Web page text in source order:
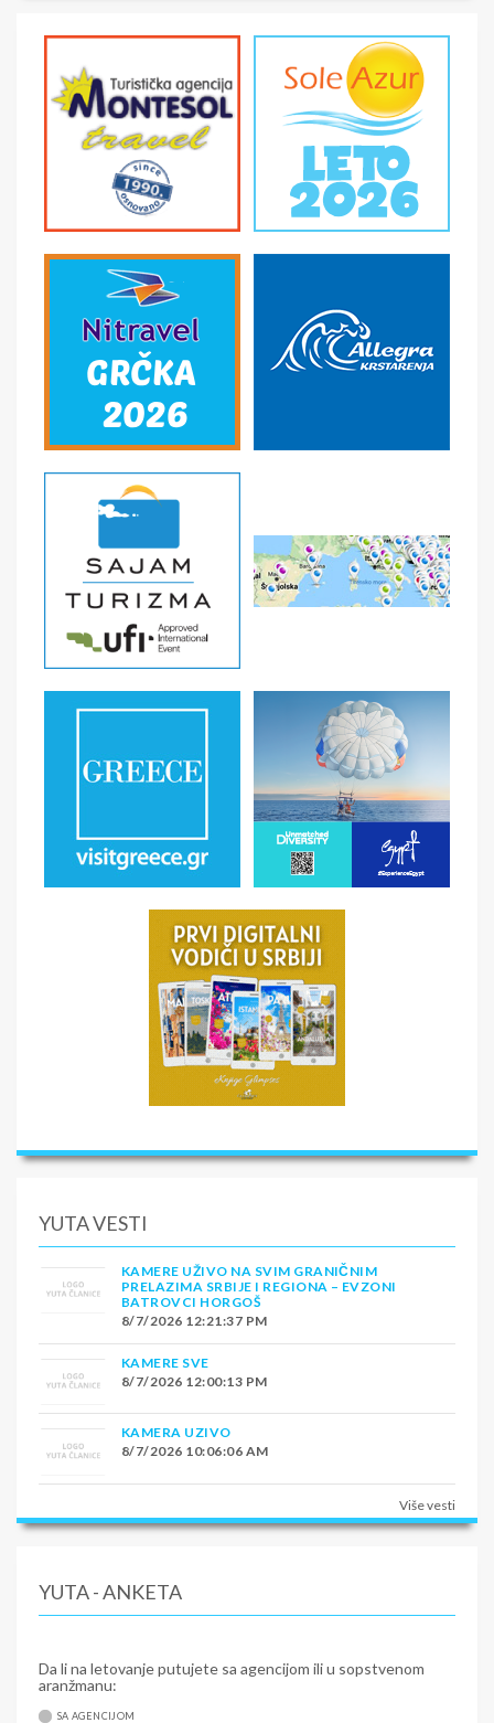
YUTA VESTI
KAMERE UŽIVO NA SVIM GRANIČNIM
PRELAZIMA SRBIJE I REGIONA – EVZONI
BATROVCI HORGOŠ
8/7/2026 12:21:37 PM
KAMERE SVE
8/7/2026 12:00:13 PM
KAMERA UZIVO
8/7/2026 10:06:06 AM
Više vesti
YUTA - ANKETA
Da li na letovanje putujete sa agencijom ili u sopstvenom
aranžmanu:
SA AGENCIJOM